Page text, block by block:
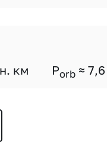
км Porb ≈ 7,6